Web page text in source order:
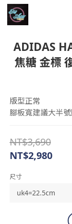
ADIDAS
焦糖 金標
版型正常
腳板寬建議大半
NT$3,690
NT$2,980
尺寸